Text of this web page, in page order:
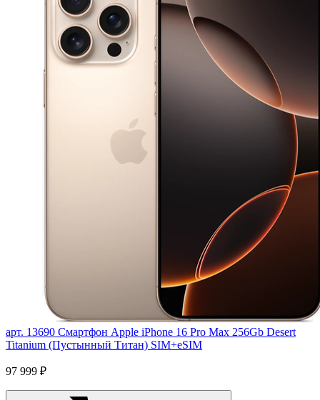
арт. 13690 Смартфон Apple iPhone 16 Pro Max 256Gb Desert
Titanium (Пустынный Титан) SIM+eSIM
97 999 ₽